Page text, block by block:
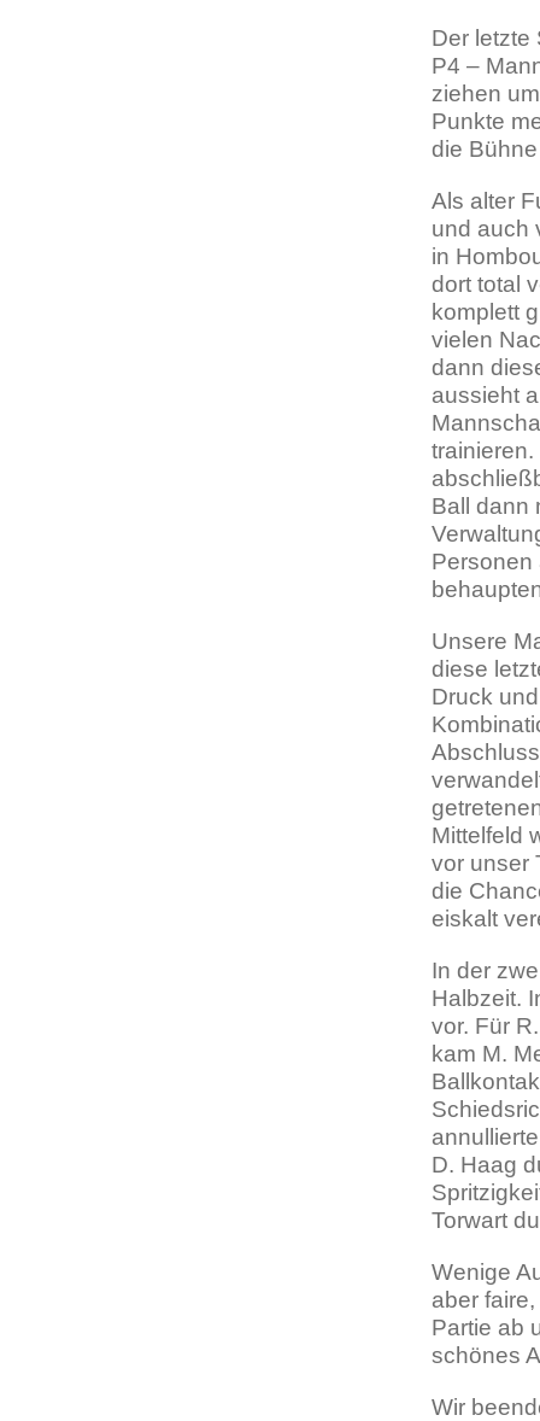
Der letzte
P4 –
ziehen
Punkte
die
Als alter
und auch
in
dort total
komplett
vielen
dann
aussieht
Ball dann
Personen
Unsere
diese
Druck
Mittelfeld
vor unser
die
eiskalt
In der
Halbzeit.
vor. Für
kam M.
D. Haag
Torwart
Wenige
aber
Partie ab
schönes
Wir